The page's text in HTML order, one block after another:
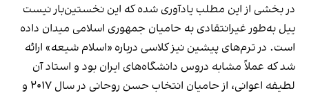
در بخشی از این مطلب یادآوری شده که این نخستین‌بار نیست
ییل به‌طور غیرانتقادی به حامیان جمهوری اسلامی میدان داده
است. در ترم‌های پیشین نیز کلاسی درباره «اسلام شیعه» ارائه
شد که عملاً مشابه دروس دانشگاه‌های ایران بود و استاد آن
لطیفه اعوانی، از حامیان انتخاب حسن روحانی در سال ۲۰۱۷ و